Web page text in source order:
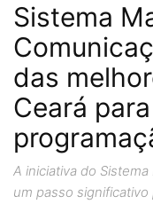
Sistema
das
Ceará
A iniciativa do
um passo